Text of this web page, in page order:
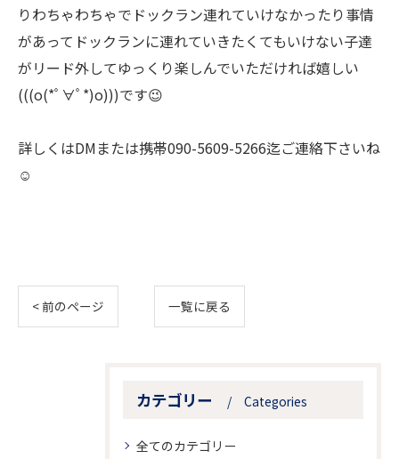
りわちゃわちゃでドックラン連れていけなかったり事情
があってドックランに連れていきたくてもいけない子達
がリード外してゆっくり楽しんでいただければ嬉しい
(((o(*ﾟ∀ﾟ*)o)))です😉
詳しくはDMまたは携帯090-5609-5266迄ご連絡下さいね
☺
< 前のページ 一覧に戻る
カテゴリー Categories
全てのカテゴリー